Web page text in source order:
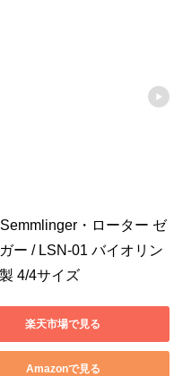
・ローター ゼ
ー / LSN-01 バイオリン
4/4サイズ
楽天市場で見る
Amazonで見る